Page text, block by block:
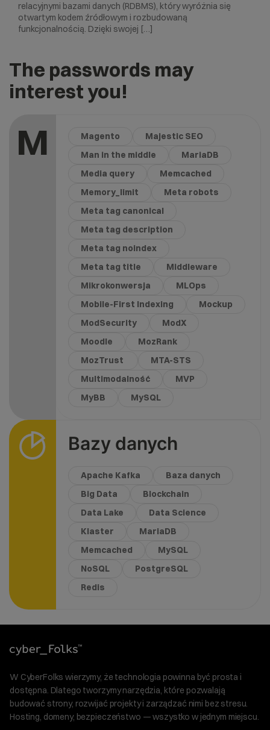
relacyjnymi bazami danych (RDBMS), który wyróżnia się
otwartym kodem źródłowym i rozbudowaną
funkcjonalnością. Dzięki swojej […]
The passwords may
interest you!
M Magento
Majestic SEO
Man in the middle
MariaDB
Media query
Memcached
Memory_limit
Meta robots
Meta tag canonical
Meta tag description
Meta tag noindex
Meta tag title
Middleware
Mikrokonwersja
MLOps
Mobile-First Indexing
Mockup
ModSecurity
ModX
Moodle
MozRank
MozTrust
MTA-STS
Multimodalność
MVP
MyBB
MySQL
Bazy danych
Apache Kafka
Baza danych
Big Data
Blockchain
Data Lake
Data Science
Klaster
MariaDB
Memcached
MySQL
NoSQL
PostgreSQL
Redis
W CyberFolks wierzymy, że technologia powinna być prosta i
dostępna. Dlatego tworzymy narzędzia, które pozwalają
budować strony, rozwijać projekty i zarządzać nimi bez stresu.
Hosting, domeny, bezpieczeństwo — wszystko w jednym miejscu.